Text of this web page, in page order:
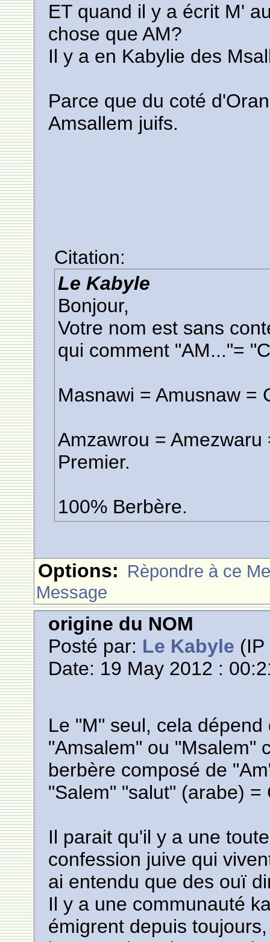
ET quand il y a écrit M'
chose que AM?
Il y a en Kabylie des
Parce que du coté
Amsallem juifs.
Citation:
Le Kabyle
Bonjour,
Votre nom est sans
qui comment "AM..."=
Masnawi = Amusnaw =
Amzawrou =
Premier.
100% Berbère.
Options: Rèpondre à ce
Message
origine du NOM
Posté par: Le Kabyle
Date: 19 May 2012 :
Le "M" seul, cela
"Amsalem" ou "Msalem"
berbère composé de
"Salem" "salut" (arabe)
Il parait qu'il y a une
confession juive qui
ai entendu que des ouï
Il y a une communauté
émigrent depuis